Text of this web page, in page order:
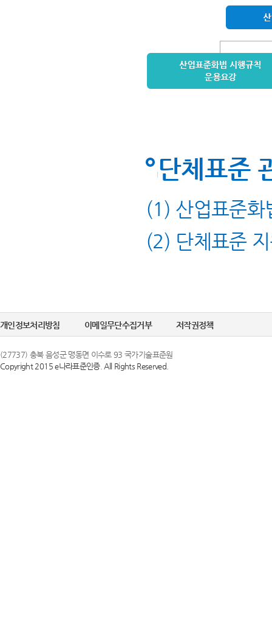
단체표준
(1) 산업표준화
(2) 단체표준
개인정보처리방침 이메일무단수집거부 저작권정책
(27737) 충북 음성군 맹동면 이수로 93 국가기술표준원
Copyright 2015 e나라표준인증. All Rights Reserved.